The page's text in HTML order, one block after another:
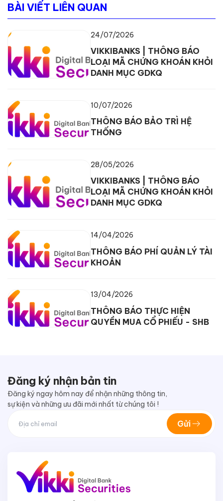
BÀI VIẾT LIÊN QUAN
24/07/2026
VIKKIBANKS | THÔNG BÁO
LOẠI MÃ CHỨNG KHOÁN KHỎI
DANH MỤC GDKQ
10/07/2026
THÔNG BÁO BẢO TRÌ HỆ
THỐNG
28/05/2026
VIKKIBANKS | THÔNG BÁO
LOẠI MÃ CHỨNG KHOÁN KHỎI
DANH MỤC GDKQ
14/04/2026
THÔNG BÁO PHÍ QUẢN LÝ TÀI
KHOẢN
13/04/2026
THÔNG BÁO THỰC HIỆN
QUYỀN MUA CỔ PHIẾU - SHB
Đăng ký nhận bản tin
Đăng ký ngay hôm nay để nhận những thông tin,
sự kiện và những ưu đãi mới nhất từ chúng tôi !
Gửi